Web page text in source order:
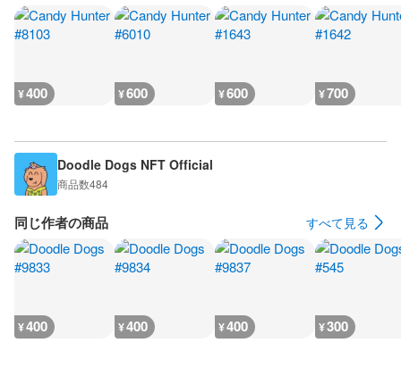
¥400 ¥600 ¥600 ¥700
Doodle Dogs NFT Official
商品数484
同じ作者の商品 すべて見る
¥400 ¥400 ¥400 ¥300